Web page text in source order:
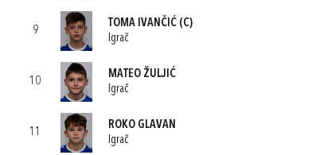
9
TOMA IVANČIĆ (C)
Igrač
10
MATEO ŽULJIĆ
Igrač
11
ROKO GLAVAN
Igrač